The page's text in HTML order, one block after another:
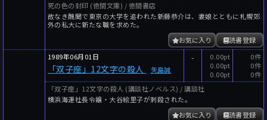
死の色の封印 (徳間文庫) / 徳間書店
故なき醜聞で東京の大学を追われた新藤恭介は、妻娘とともに札幌郊
外の私大に新たな職を求めた。
読書登録
お気に入り
1989年06月01日
「双子座」12文字の殺人 矢島誠
-
0.00pt
0.00pt
0.00pt
0件
0件
0件
「双子座」12文字の殺人 (講談社ノベルス) / 講談社
横浜海運社長令嬢・大谷絵里子が刺殺された。
読書登録
お気に入り